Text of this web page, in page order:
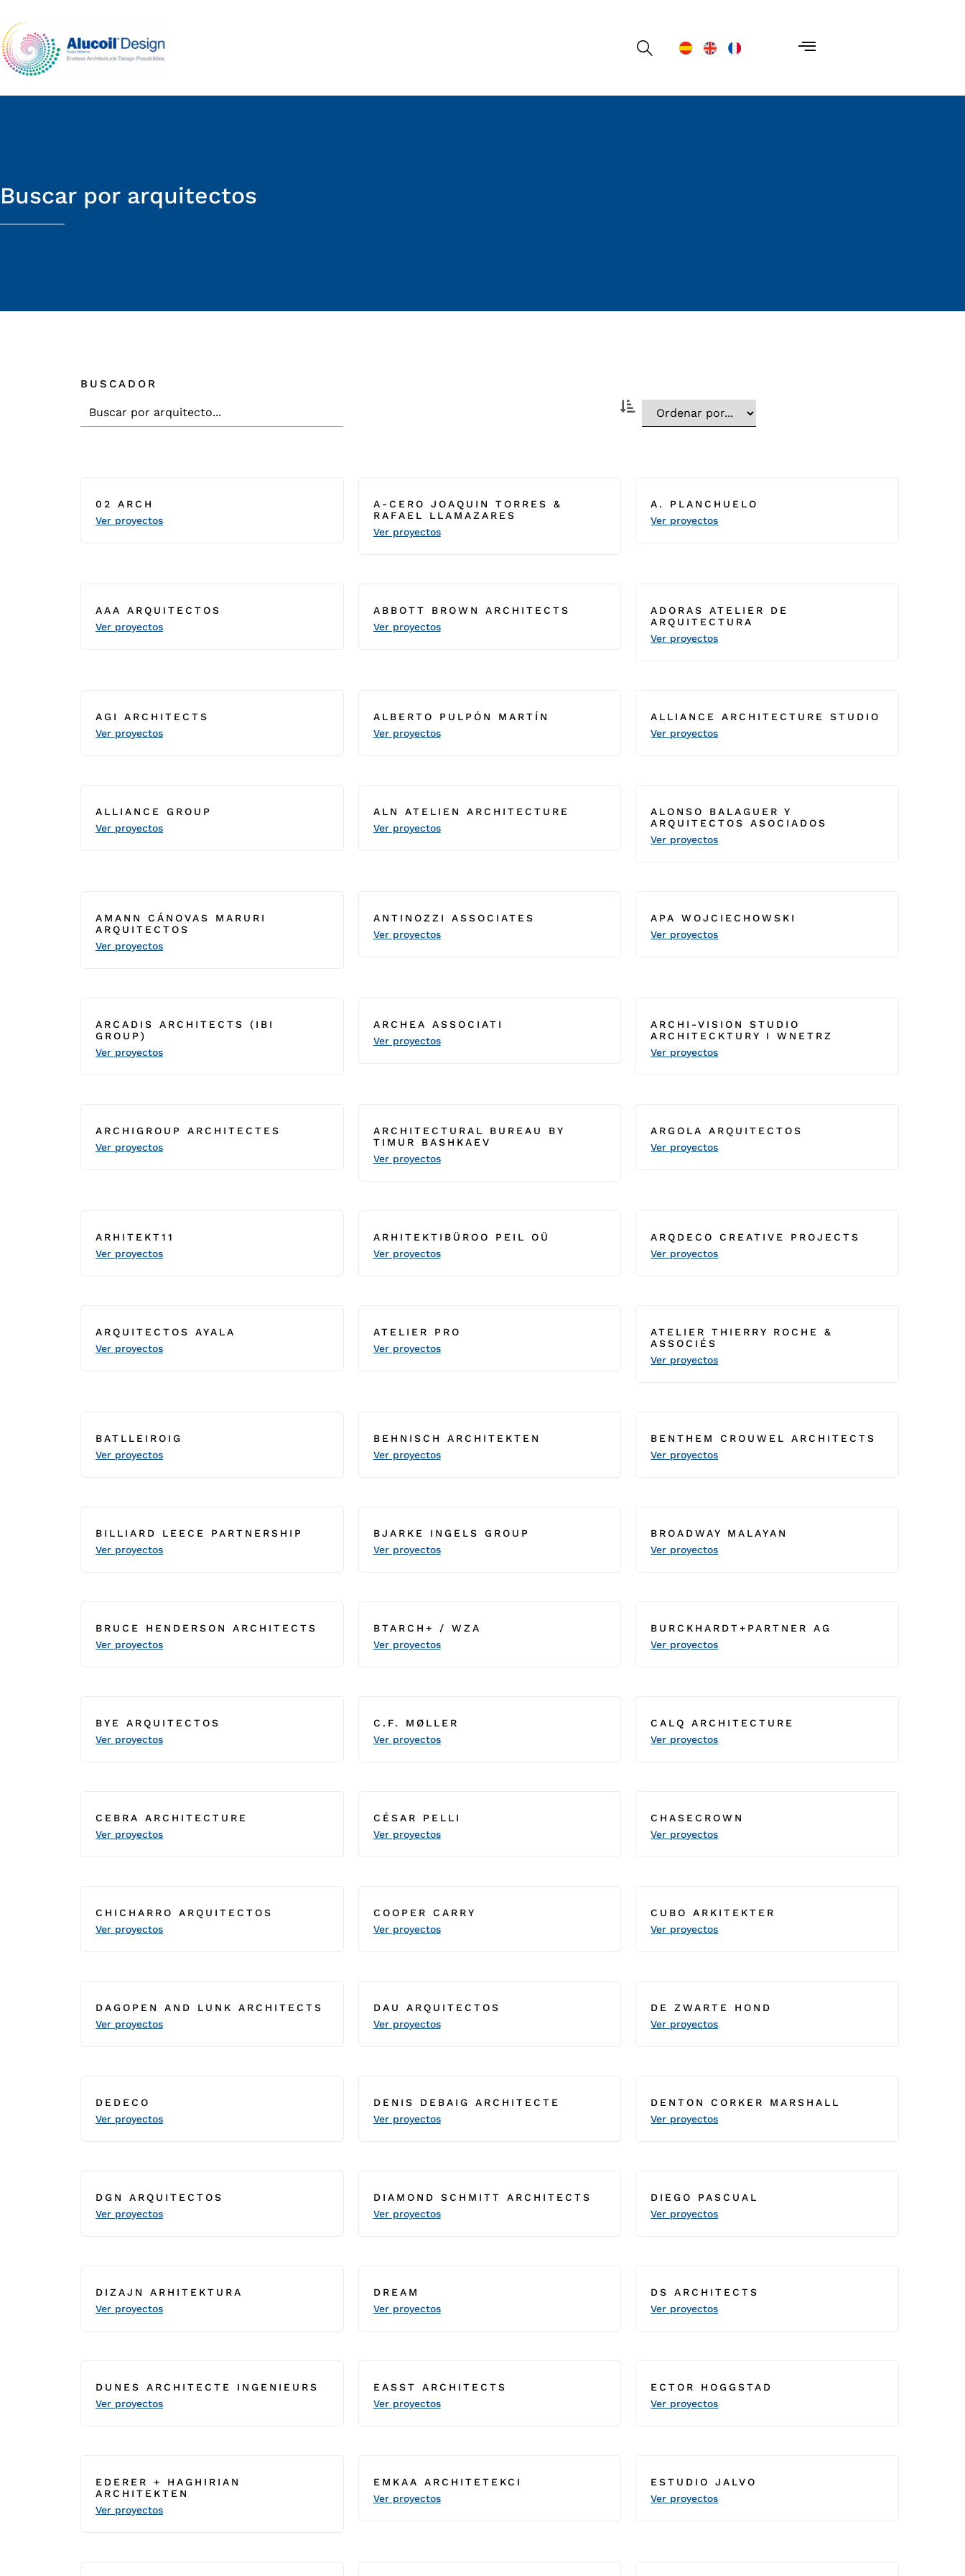
Buscar por arquitectos
BUSCADOR
02 ARCH
Ver proyectos
A-CERO JOAQUIN TORRES &
RAFAEL LLAMAZARES
Ver proyectos
A. PLANCHUELO
Ver proyectos
AAA ARQUITECTOS
Ver proyectos
ABBOTT BROWN ARCHITECTS
Ver proyectos
ADORAS ATELIER DE
ARQUITECTURA
Ver proyectos
AGI ARCHITECTS
Ver proyectos
ALBERTO PULPÓN MARTÍN
Ver proyectos
ALLIANCE ARCHITECTURE STUDIO
Ver proyectos
ALLIANCE GROUP
Ver proyectos
ALN ATELIEN ARCHITECTURE
Ver proyectos
ALONSO BALAGUER Y
ARQUITECTOS ASOCIADOS
Ver proyectos
AMANN CÁNOVAS MARURI
ARQUITECTOS
Ver proyectos
ANTINOZZI ASSOCIATES
Ver proyectos
APA WOJCIECHOWSKI
Ver proyectos
ARCADIS ARCHITECTS (IBI
GROUP)
Ver proyectos
ARCHEA ASSOCIATI
Ver proyectos
ARCHI-VISION STUDIO
ARCHITECKTURY I WNETRZ
Ver proyectos
ARCHIGROUP ARCHITECTES
Ver proyectos
ARCHITECTURAL BUREAU BY
TIMUR BASHKAEV
Ver proyectos
ARGOLA ARQUITECTOS
Ver proyectos
ARHITEKT11
Ver proyectos
ARHITEKTIBÜROO PEIL OÜ
Ver proyectos
ARQDECO CREATIVE PROJECTS
Ver proyectos
ARQUITECTOS AYALA
Ver proyectos
ATELIER PRO
Ver proyectos
ATELIER THIERRY ROCHE &
ASSOCIÉS
Ver proyectos
BATLLEIROIG
Ver proyectos
BEHNISCH ARCHITEKTEN
Ver proyectos
BENTHEM CROUWEL ARCHITECTS
Ver proyectos
BILLIARD LEECE PARTNERSHIP
Ver proyectos
BJARKE INGELS GROUP
Ver proyectos
BROADWAY MALAYAN
Ver proyectos
BRUCE HENDERSON ARCHITECTS
Ver proyectos
BTARCH+ / WZA
Ver proyectos
BURCKHARDT+PARTNER AG
Ver proyectos
BYE ARQUITECTOS
Ver proyectos
C.F. MØLLER
Ver proyectos
CALQ ARCHITECTURE
Ver proyectos
CEBRA ARCHITECTURE
Ver proyectos
CÉSAR PELLI
Ver proyectos
CHASECROWN
Ver proyectos
CHICHARRO ARQUITECTOS
Ver proyectos
COOPER CARRY
Ver proyectos
CUBO ARKITEKTER
Ver proyectos
DAGOPEN AND LUNK ARCHITECTS
Ver proyectos
DAU ARQUITECTOS
Ver proyectos
DE ZWARTE HOND
Ver proyectos
DEDECO
Ver proyectos
DENIS DEBAIG ARCHITECTE
Ver proyectos
DENTON CORKER MARSHALL
Ver proyectos
DGN ARQUITECTOS
Ver proyectos
DIAMOND SCHMITT ARCHITECTS
Ver proyectos
DIEGO PASCUAL
Ver proyectos
DIZAJN ARHITEKTURA
Ver proyectos
DREAM
Ver proyectos
DS ARCHITECTS
Ver proyectos
DUNES ARCHITECTE INGENIEURS
Ver proyectos
EASST ARCHITECTS
Ver proyectos
ECTOR HOGGSTAD
Ver proyectos
EDERER + HAGHIRIAN
ARCHITEKTEN
Ver proyectos
EMKAA ARCHITETEKCI
Ver proyectos
ESTUDIO JALVO
Ver proyectos